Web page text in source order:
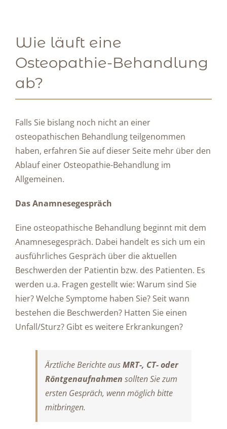
Wie läuft eine
Osteopathie-Behandlung
ab?
Falls Sie bislang noch nicht an einer
osteopathischen Behandlung teilgenommen
haben, erfahren Sie auf dieser Seite mehr über den
Ablauf einer Osteopathie-Behandlung im
Allgemeinen.
Das Anamnesegespräch
Eine osteopathische Behandlung beginnt mit dem
Anamnesegespräch. Dabei handelt es sich um ein
ausführliches Gespräch über die aktuellen
Beschwerden der Patientin bzw. des Patienten. Es
werden u.a. Fragen gestellt wie: Warum sind Sie
hier? Welche Symptome haben Sie? Seit wann
bestehen die Beschwerden? Hatten Sie einen
Unfall/Sturz? Gibt es weitere Erkrankungen?
Ärztliche Berichte ausMRT-, CT- oder
Röntgenaufnahmen sollten Sie zum
ersten Gespräch, wenn möglich bitte
mitbringen.